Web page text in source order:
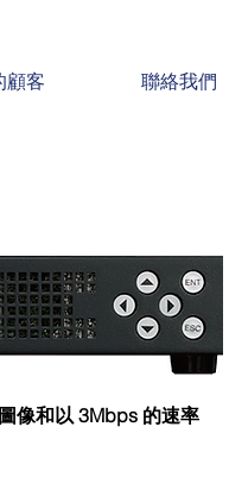
顧客 聯絡我們
像和以 3Mbps 的速率